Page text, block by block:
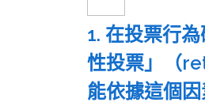
1. 在投票行
性投票」（
能依據這個因